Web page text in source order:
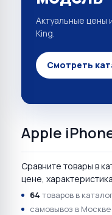
Актуальные цены
King.
Смотреть
Apple
Сравните товары в
цене,
64 товаров в
самовывоз в